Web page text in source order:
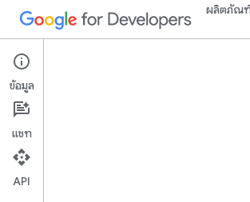
ผลิตภัณ
Google Developer Program
Google ใช้เทคโนโลยี
ข้อมูล
แชท
API